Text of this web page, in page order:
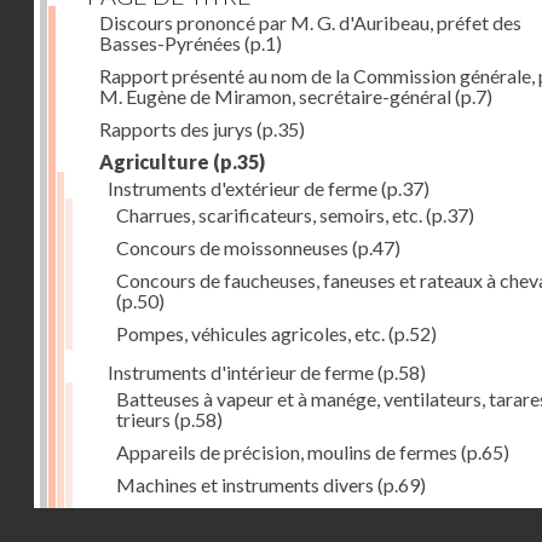
Discours prononcé par M. G. d'Auribeau, préfet des
Basses-Pyrénées (p.1)
Rapport présenté au nom de la Commission générale,
M. Eugène de Miramon, secrétaire-général(p.7)
Rapports des jurys (p.35)
Agriculture (p.35)
Instruments d'extérieur de ferme(p.37)
Charrues, scarificateurs, semoirs, etc. (p.37)
Concours de moissonneuses (p.47)
Concours de faucheuses, faneuses et rateaux à
(p.50)
Pompes, véhicules agricoles, etc. (p.52)
Instruments d'intérieur de ferme(p.58)
Batteuses à vapeur et à manége, ventilateurs,
trieurs (p.58)
Appareils de précision, moulins de fermes (p.65)
Machines et instruments divers (p.69)